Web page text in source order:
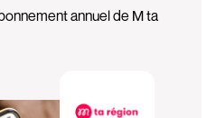
annuel de M ta